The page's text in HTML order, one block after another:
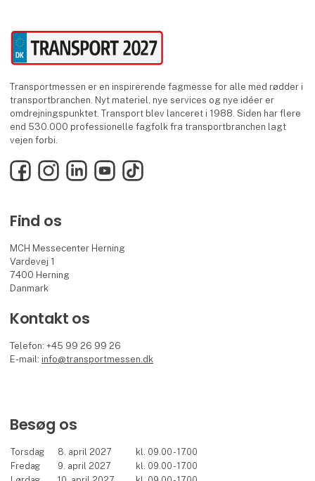
Transportmessen er en inspirerende fagmesse for alle med rødder i
transportbranchen. Nyt materiel, nye services og nye idéer er
omdrejningspunktet. Transport blev lanceret i 1988. Siden har flere
end 530.000 professionelle fagfolk fra transportbranchen lagt
vejen forbi.
FacebookInstagramLinkedInYouTubeTikTok
Find os
MCH Messecenter Herning
Vardevej 1
7400 Herning
Danmark
Kontakt os
Telefon: +45 99 26 99 26
E-mail: info@transportmessen.dk
Besøg os
Torsdag 8. april 2027
kl. 09.00 - 17.00
Fredag
9. april 2027
kl. 09.00 - 17.00